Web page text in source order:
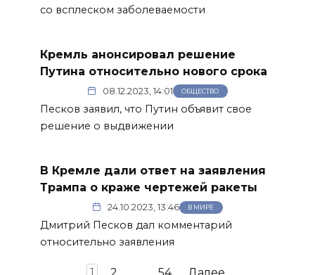
со всплеском заболеваемости
Кремль анонсировал решение
Путина относительно нового срока
08.12.2023, 14:01 ОБЩЕСТВО
Песков заявил, что Путин объявит свое
решение о выдвижении
В Кремле дали ответ на заявления
Трампа о краже чертежей ракеты
24.10.2023, 13:46 В МИРЕ
Дмитрий Песков дал комментарий
относительно заявления